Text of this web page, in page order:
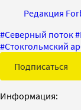
Редакция
#Северный поток#
#Стокгольмский
Подписаться
Информация: